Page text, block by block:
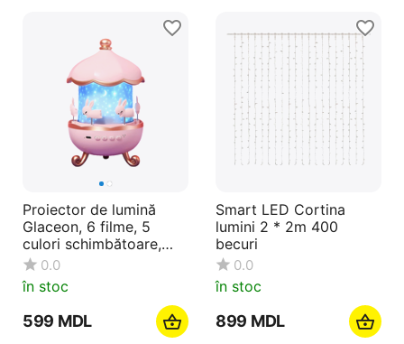
Proiector de lumină
Glaceon, 6 filme, 5
culori schimbătoare,
iepurași proiector de
lumină de noapte
pentru copii
0.0
în stoc
‍599‍ MDL
Smart LED Cortina
lumini 2 * 2m 400
becuri
0.0
în stoc
‍899‍ MDL